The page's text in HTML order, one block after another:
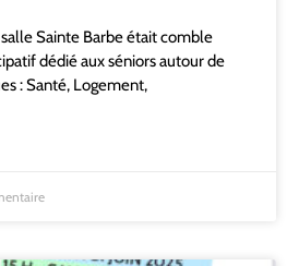
Sainte Barbe était comble
dédié aux séniors autour de
: Santé, Logement,